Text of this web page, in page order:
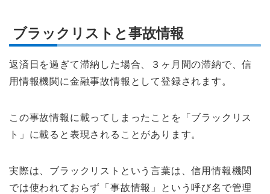
ブラックリストと事故情報
返済日を過ぎて滞納した場合、３ヶ月間の滞納で、信
用情報機関に金融事故情報として登録されます。
この事故情報に載ってしまったことを「ブラックリス
ト」に載ると表現されることがあります。
実際は、ブラックリストという言葉は、信用情報機関
では使われておらず「事故情報」という呼び名で管理